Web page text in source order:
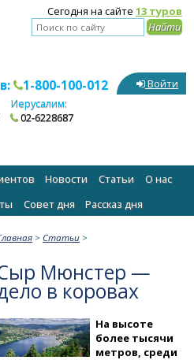
Сегодня на сайте 13 туров
1-800-100-012
Иерусалим:
02-6228687
Войти
Новости Статьи
О нас
Cовет дня Рассказ дня
> Статьи >
Мюнстер —
в коровах
На высоте
более тысячи
метров, среди